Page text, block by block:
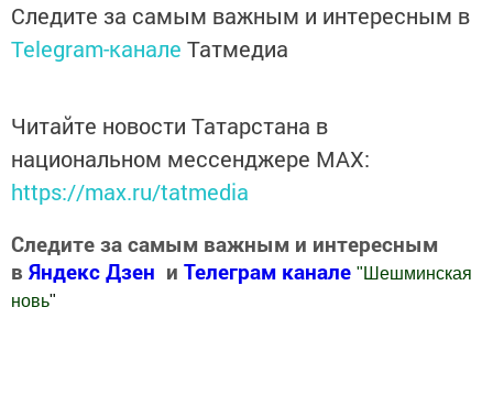
Следите за самым важным и интересным в
Telegram-канале Татмедиа
Читайте новости Татарстана в
национальном мессенджере MАХ:
https://max.ru/tatmedia
Следите за самым важным и интересным
в Яндекс Дзен и Телеграм канале " Шешминская
новь"